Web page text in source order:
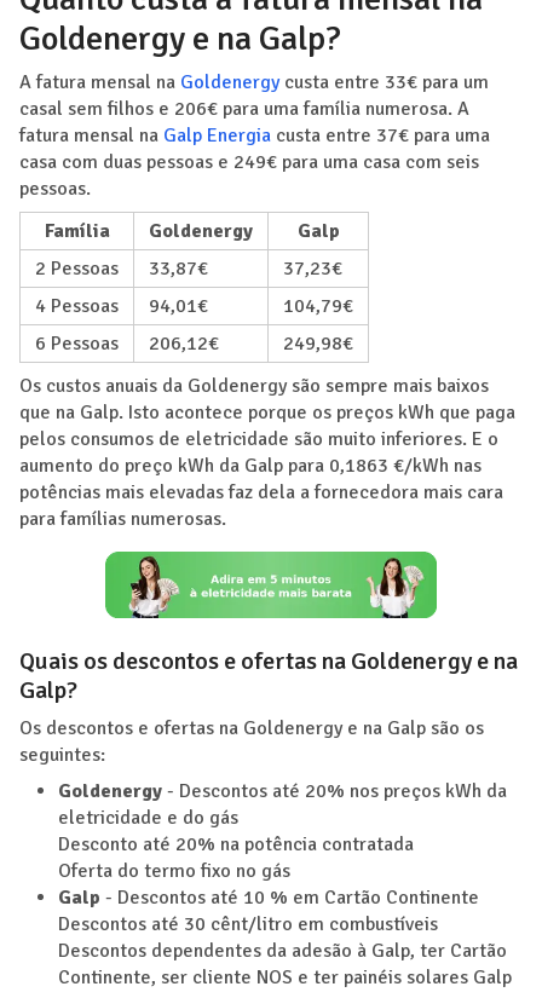
Goldenergy e na Galp?
A fatura mensal na Goldenergycusta entre 33€ para um
casal sem filhos e 206€ para uma família numerosa. A
fatura mensal na Galp Energia custa entre 37€ para uma
casa com duas pessoas e 249€ para uma casa com seis
pessoas.
Família
Goldenergy
Galp
2 Pessoas
33,87€
37,23€
4 Pessoas
94,01€
104,79€
6 Pessoas
206,12€
249,98€
Os custos anuais da Goldenergy são sempre mais baixos
que na Galp. Isto acontece porque os preços kWh que paga
pelos consumos de eletricidade são muito inferiores. E o
aumento do preço kWh da Galp para 0,1863 €/kWh nas
potências mais elevadas faz dela a fornecedora mais cara
para famílias numerosas.
Quais os descontos e ofertas na Goldenergy e na
Galp?
Os descontos e ofertas na Goldenergy e na Galp são os
seguintes:
Goldenergy - Descontos até 20% nos preços kWh da
eletricidade e do gás
Desconto até 20% na potência contratada
Oferta do termo fixo no gás
Galp - Descontos até 10 % em Cartão Continente
Descontos até 30 cênt/litro em combustíveis
Descontos dependentes da adesão à Galp, ter Cartão
Continente, ser cliente NOS e ter painéis solares Galp